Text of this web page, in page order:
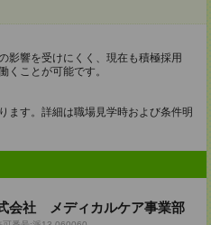
影響を受けにくく、現在も積極採用
くことが可能です。
ます。詳細は職場見学時および条件明
会社 メディカルケア事業部